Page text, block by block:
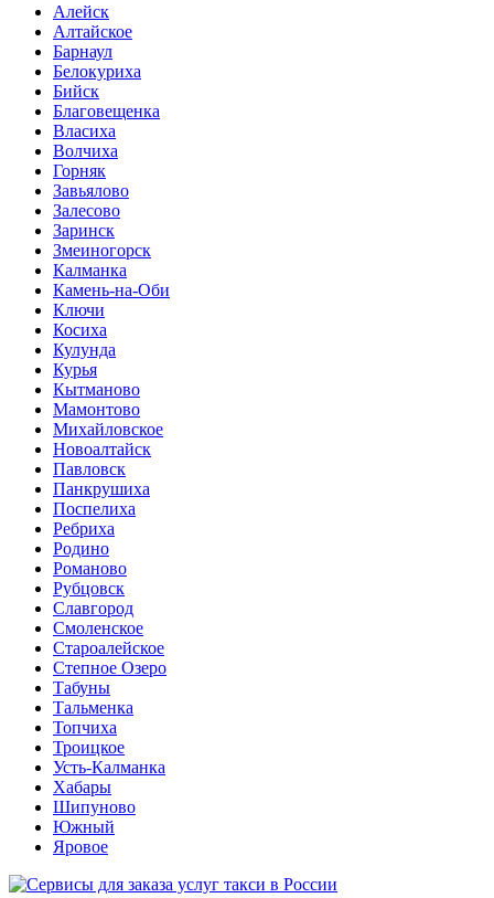
Алейск
Алтайское
Барнаул
Белокуриха
Бийск
Благовещенка
Власиха
Волчиха
Горняк
Завьялово
Залесово
Заринск
Змеиногорск
Калманка
Камень-на-Оби
Ключи
Косиха
Кулунда
Курья
Кытманово
Мамонтово
Михайловское
Новоалтайск
Павловск
Панкрушиха
Поспелиха
Ребриха
Родино
Романово
Рубцовск
Славгород
Смоленское
Староалейское
Степное Озеро
Табуны
Тальменка
Топчиха
Троицкое
Усть-Калманка
Хабары
Шипуново
Южный
Яровое